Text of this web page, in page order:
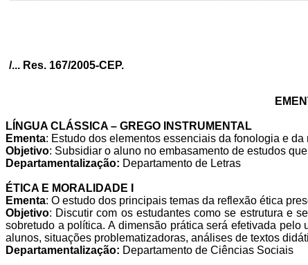
/... Res. 167/2005-CEP.
LÍNGUA CLÁSSICA – GREGO INSTRUMENTAL
Ementa: Estudo dos elementos essenciais da fonologia e
Objetivo: Subsidiar o aluno no embasamento de estudos
Departamentalização: Departamento de Letras
ÉTICA E MORALIDADE I
Ementa: O estudo dos principais temas da reflexão ética
Objetivo: Discutir com os estudantes como se estrutura e
sobretudo a política. A dimensão prática será efetivada
alunos, situações problematizadoras, análises de textos
Departamentalização: Departamento de Ciências Sociais